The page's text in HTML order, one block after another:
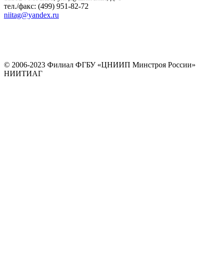
тел./факс: (499) 951-82-72
niitag@yandex.ru
© 2006-2023 Филиал ФГБУ «ЦНИИП Минстроя России»
НИИТИАГ